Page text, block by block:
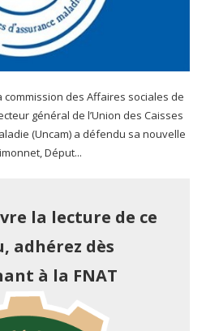
des Affaires sociales de
général de l’Union des Caisses
(Uncam) a défendu sa nouvelle
Déput...
la lecture de ce
adhérez dès
à la FNAT